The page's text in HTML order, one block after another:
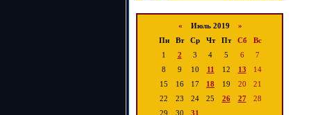
« Июль 2019 »
Пн
Вт Ср Чт Пт Сб
Вс
1
2 3 4 5 6
7
8
9 10 11 12 13
14
15
16 17 18 19 20
21
22
23 24 25 26 27
28
29
30 31